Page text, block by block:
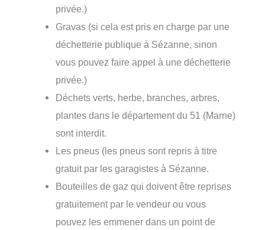
privée.)
Gravas (si cela est pris en charge par une
déchetterie publique à Sézanne, sinon
vous pouvez faire appel à une déchetterie
privée.)
Déchets verts, herbe, branches, arbres,
plantes dans le département du 51 (Marne)
sont interdit.
Les pneus (les pneus sont repris à titre
gratuit par les garagistes à Sézanne.
Bouteilles de gaz qui doivent être reprises
gratuitement par le vendeur ou vous
pouvez les emmener dans un point de